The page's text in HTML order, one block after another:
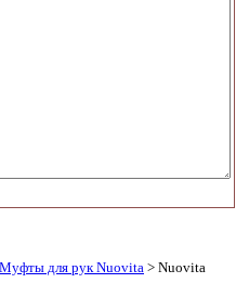
Муфты для рук Nuovita > Nuovita